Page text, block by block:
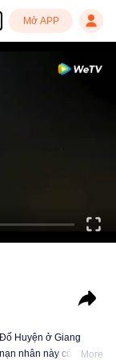
Mở APP
Huyện ở Giang
nhân này có thânMore